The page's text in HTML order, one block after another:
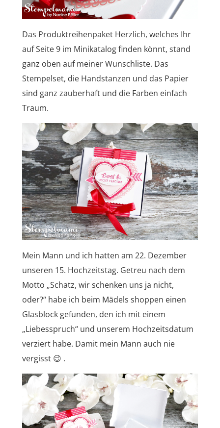
Das Produktreihenpaket Herzlich, welches Ihr
auf Seite 9 im Minikatalog finden könnt, stand
ganz oben auf meiner Wunschliste. Das
Stempelset, die Handstanzen und das Papier
sind ganz zauberhaft und die Farben einfach
Traum.
Mein Mann und ich hatten am 22. Dezember
unseren 15. Hochzeitstag. Getreu nach dem
Motto „Schatz, wir schenken uns ja nicht,
oder?“ habe ich beim Mädels shoppen einen
Glasblock gefunden, den ich mit einem
„Liebesspruch“ und unserem Hochzeitsdatum
verziert habe. Damit mein Mann auch nie
vergisst 😉 .